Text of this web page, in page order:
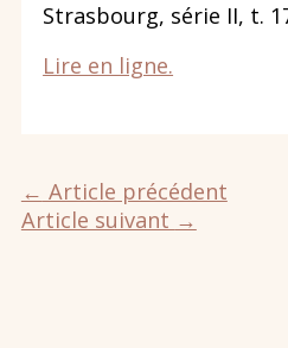
Strasbourg, série II, t.
Lire en ligne.
← Article précédent
Article suivant →